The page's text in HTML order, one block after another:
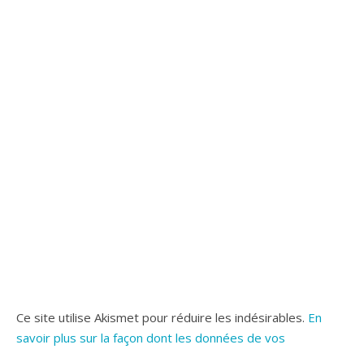
Ce site utilise Akismet pour réduire les indésirables. En
savoir plus sur la façon dont les données de vos